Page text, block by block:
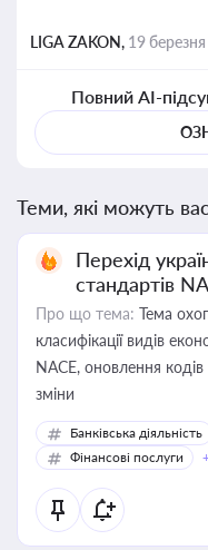
LIGA ZAKON, 19
Повний AI-
Теми, які можуть
Перехід
стандартів
Про що тема: Тема
класифікації видів
NACE, оновлення
зміни
Банківська діяльність
Фінансові послуги